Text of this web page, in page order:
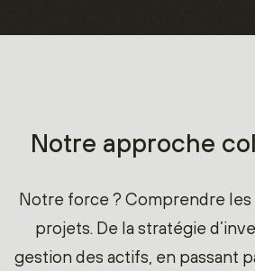
Notre approche
Notre force ? Comprendre
projets. De la stratégie
gestion des actifs, en passant